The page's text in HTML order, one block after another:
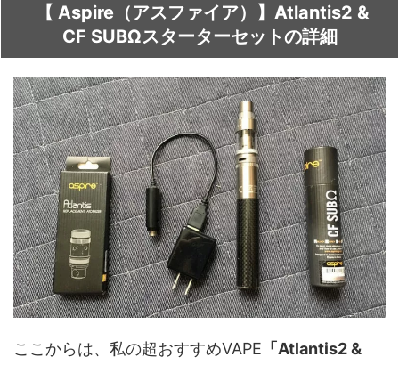
【 Aspire（アスファイア）】Atlantis2 &
CF SUBΩスターターセットの詳細
ここからは、私の超おすすめVAPE 「Atlantis2 &